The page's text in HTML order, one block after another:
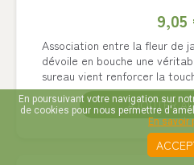
9,05
Association entre la fleur de
dévoile en bouche une
sureau vient renforcer la
AJOUTER
En poursuivant votre navigation sur
de cookies pour nous permettre
En savoir